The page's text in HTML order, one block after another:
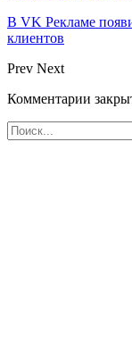
В VK Рекламе
клиентов
Prev Next
Комментарии